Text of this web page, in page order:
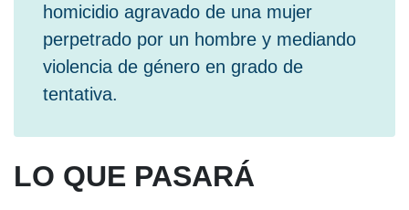
homicidio agravado de una mujer
perpetrado por un hombre y mediando
violencia de género en grado de
tentativa.
LO QUE PASARÁ